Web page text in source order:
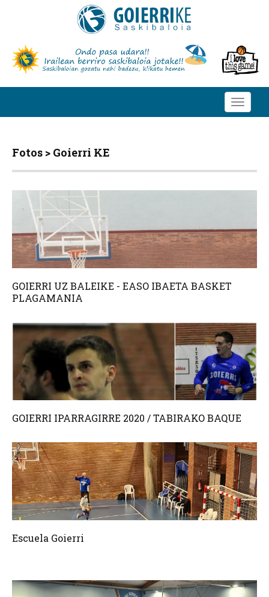
Toggle
Fotos > Goierri KE
GOIERRI UZ BALEIKE - EASO IBAETA BASKET
PLAGAMANIA
GOIERRI IPARRAGIRRE 2020 / TABIRAKO BAQUE
Escuela Goierri